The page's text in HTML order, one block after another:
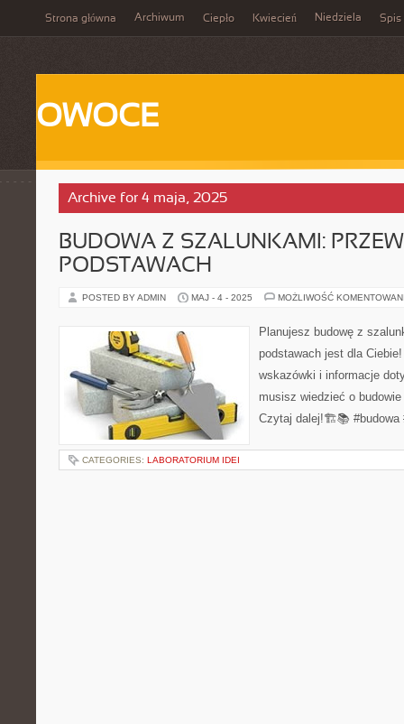
Strona główna Archiwum Ciepło Kwiecień Niedziela Spis
OWOCE
Archive for 4 maja, 2025
BUDOWA Z SZALUNKAMI:
PODSTAWACH
POSTED BY ADMIN MAJ - 4 - 2025 MOŻLIWOŚĆ
Planujesz budowę z
podstawach jest dla
wskazówki i informacje
musisz wiedzieć o
Czytaj dalej!🏗️📚 #budowa
CATEGORIES: LABORATORIUM IDEI